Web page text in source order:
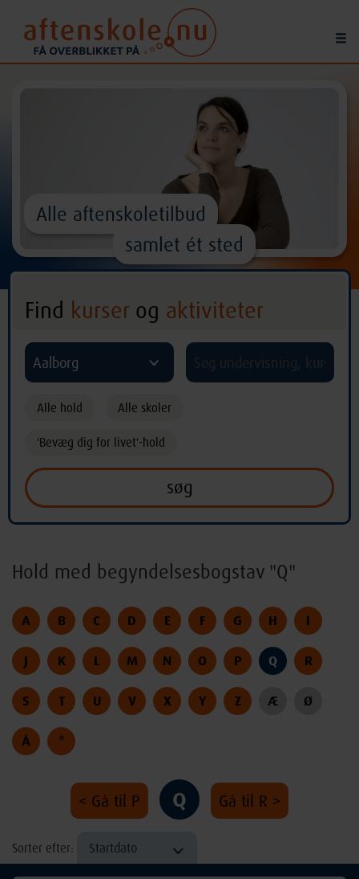
Alle aftenskoletilbud
samlet ét sted
Find kurser og aktiviteter
Aalborg ^
Alle hold Alle skoler
'Bevæg dig for livet'-hold
Hold med begyndelsesbogstav "Q"
A B C D E F G H I
J K L M N O P Q R
S T U V X Y Z Æ Ø
Å *
< Gå til P Q Gå til R >
Sorter efter: Startdato